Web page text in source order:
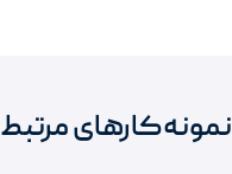
نمونه‌کارهای مرتبط